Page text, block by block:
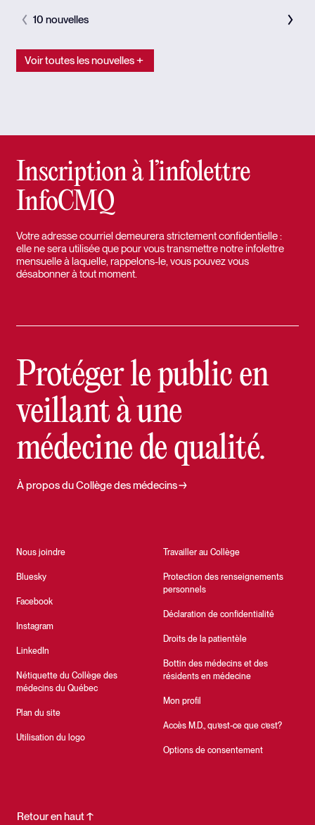
10 nouvelles
Voir toutes les nouvelles
Inscription à l’infolettre
InfoCMQ
Votre adresse courriel demeurera strictement confidentielle :
elle ne sera utilisée que pour vous transmettre notre infolettre
mensuelle à laquelle, rappelons-le, vous pouvez vous
désabonner à tout moment.
Protéger le public en
veillant à une
médecine de qualité.
Nous joindre
Bluesky
Facebook
Instagram
LinkedIn
Nétiquette du Collège des
médecins du Québec
Plan du site
Utilisation du logo
Travailler au Collège
Protection des renseignements
personnels
Déclaration de confidentialité
Droits de la patientèle
Bottin des médecins et des
résidents en médecine
Mon profil
Accès M.D., qu’est-ce que c’est?
Options de consentement
À propos du Collège des médecins
Retour en haut